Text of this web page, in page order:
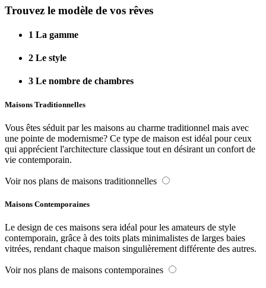
Trouvez le modèle de vos rêves
1 La gamme
2 Le style
3 Le nombre de chambres
Maisons Traditionnelles
Vous êtes séduit par les maisons au charme traditionnel mais avec
une pointe de modernisme? Ce type de maison est idéal pour ceux
qui apprécient l'architecture classique tout en désirant un confort de
vie contemporain.
Voir nos plans de maisons traditionnelles
Maisons Contemporaines
Le design de ces maisons sera idéal pour les amateurs de style
contemporain, grâce à des toits plats minimalistes de larges baies
vitrées, rendant chaque maison singulièrement différente des autres.
Voir nos plans de maisons contemporaines